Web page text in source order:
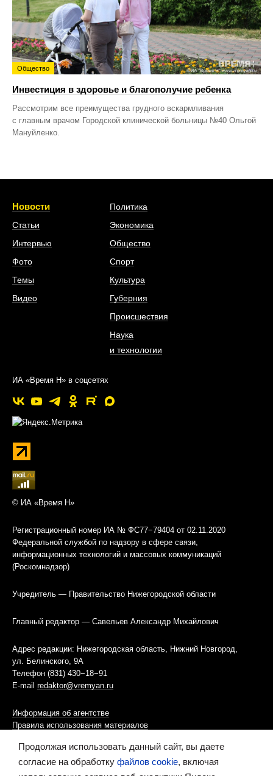
Общество
Инвестиция в здоровье и благополучие ребенка
Рассмотрим все преимущества грудного вскармливания
с главным врачом Городской клинической больницы №40 Ольгой
Мануйленко.
Новости
Статьи
Интервью
Фото
Темы
Видео
Политика
Экономика
Общество
Спорт
Культура
Губерния
Происшествия
Наука
и технологии
ИА «Время Н» в соцсетях
© ИА «Время Н»
Регистрационный номер ИА № ФС77−79404 от 02.11.2020
Федеральной службой по надзору в сфере связи,
информационных технологий и массовых коммуникаций
(Роскомнадзор)
Учредитель — Правительство Нижегородской области
Главный редактор — Савельев Александр Михайлович
Адрес редакции: Нижегородская область, Нижний Новгород,
ул. Белинского, 9А
Телефон (831) 430−18−91
E-mail redaktor@vremyan.ru
Информация об агентстве
Правила использования материалов
Информационная политика использования «cookies»-файлов
Продолжая использовать данный сайт, вы даете
согласие на обработку файлов cookie, включая